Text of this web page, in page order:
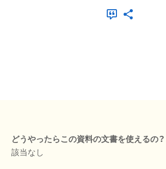
どうやったらこの資料の文書を使えるの？
該当なし